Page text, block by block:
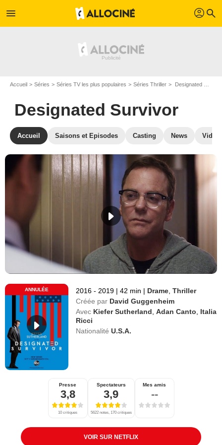
menu profil search
Accueil Séries Séries TV les plus populaires Séries Thriller Designated Survivor
Designated Survivor
Accueil Saisons et Episodes Casting News
ANNULÉE 2016 - 2019 | 42 min | Drame ,Thriller
Créée par David Guggenheim
Avec Kiefer Sutherland ,Adan Canto
Italia
Ricci
Nationalité U.S.A.
Presse
3,8
10 critiques
Spectateurs
3,9
5622 notes, 170 critiques
Mes amis
--
VOIR SUR NETFLIX